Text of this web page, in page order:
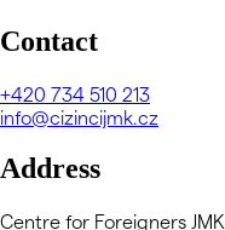
Contact
+420 734 510 213
info@cizincijmk.cz
Address
Centre for Foreigners JMK